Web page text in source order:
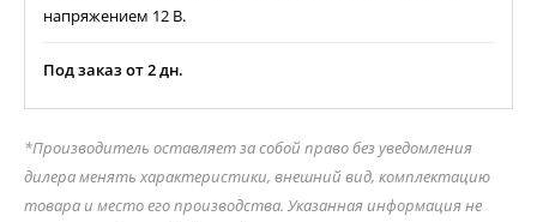
напряжением 12 В.
Под заказ от 2 дн.
*Производитель оставляет за собой право без уведомления
дилера менять характеристики, внешний вид, комплектацию
товара и место его производства. Указанная информация не